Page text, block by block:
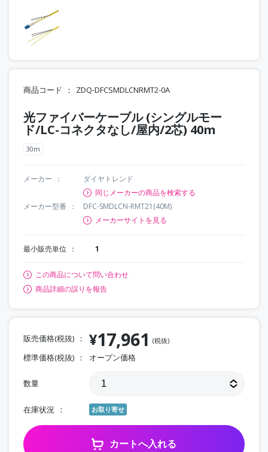
商品コード ZDQ-DFCSMDLCNRMT2-0A
光ファイバーケーブル (シングルモー
ド/LC-コネクタなし/屋内/2芯) 40m
30m
メーカー
ダイヤトレンド
同じメーカーの商品を検索する
メーカー型番
DFC-SMDLCN-RMT21(40M)
メーカーサイトを見る
最小販売単位 1
この商品について問い合わせ
商品詳細の誤りを報告
販売価格(税抜) ¥17,961 (税抜)
標準価格(税抜) オープン価格
数量
在庫状況 お取り寄せ
カートへ入れる